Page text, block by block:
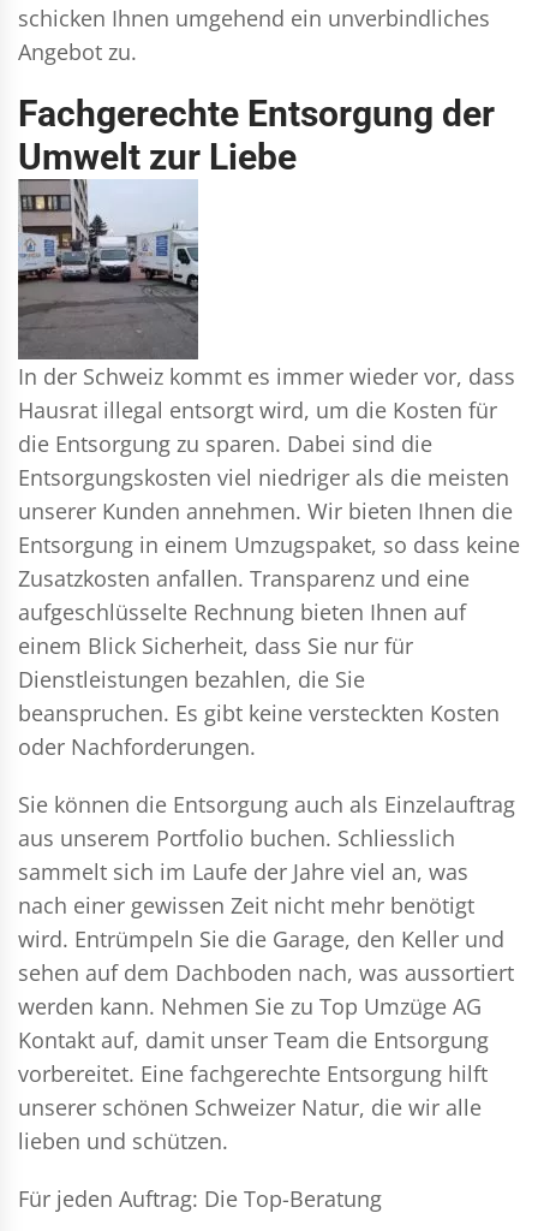
schicken Ihnen umgehend ein unverbindliches
Angebot zu.
Fachgerechte Entsorgung der
Umwelt zur Liebe
In der Schweiz kommt es immer wieder vor, dass
Hausrat illegal entsorgt wird, um die Kosten für
die Entsorgung zu sparen. Dabei sind die
Entsorgungskosten viel niedriger als die meisten
unserer Kunden annehmen. Wir bieten Ihnen die
Entsorgung in einem Umzugspaket, so dass keine
Zusatzkosten anfallen. Transparenz und eine
aufgeschlüsselte Rechnung bieten Ihnen auf
einem Blick Sicherheit, dass Sie nur für
Dienstleistungen bezahlen, die Sie
beanspruchen. Es gibt keine versteckten Kosten
oder Nachforderungen.
Sie können die Entsorgung auch als Einzelauftrag
aus unserem Portfolio buchen. Schliesslich
sammelt sich im Laufe der Jahre viel an, was
nach einer gewissen Zeit nicht mehr benötigt
wird. Entrümpeln Sie die Garage, den Keller und
sehen auf dem Dachboden nach, was aussortiert
werden kann. Nehmen Sie zu Top Umzüge AG
Kontakt auf, damit unser Team die Entsorgung
vorbereitet. Eine fachgerechte Entsorgung hilft
unserer schönen Schweizer Natur, die wir alle
lieben und schützen.
Für jeden Auftrag: Die Top-Beratung